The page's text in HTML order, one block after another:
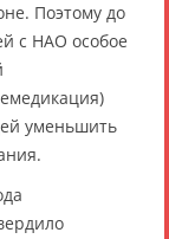
Поэтому до
с НАО особое
уменьшить